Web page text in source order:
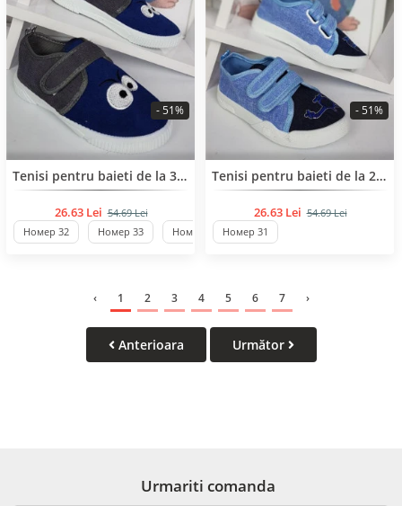
BESTSELLERTenisi pentru baieti de la 32 pana la 37 de număr
26.63 Lei 54.69 Lei
- 51%
Номер 32 Номер 33 Номер 34 Номер 35
BESTSELLERTenisi pentru baieti de la 26 pana la 31 de număr
26.63 Lei 54.69 Lei
- 51%
Номер 31
‹ 1 2 3 4 5 6 7 ›
Anterioara Următor
Urmariti comanda